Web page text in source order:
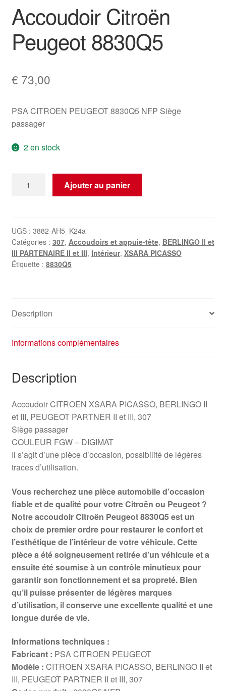
Accoudoir Citroën
Peugeot 8830Q5
€ 73,00
PSA CITROEN PEUGEOT 8830Q5 NFP Siège
passager
2 en stock
Peugeot
8830Q5
Ajouter au panier
UGS : 3882-AH5_K24a
Catégories : 307, Accoudoirs et appuie-tête, BERLINGO II et
III PARTENAIRE II et III, Intérieur, XSARA PICASSO
Étiquette : 8830Q5
Description
Informations complémentaires
Description
Accoudoir CITROEN XSARA PICASSO, BERLINGO II
et III, PEUGEOT PARTNER II et III, 307
Siège passager
COULEUR FGW – DIGIMAT
Il s’agit d’une pièce d’occasion, possibilité de légères
traces d’utilisation.
Vous recherchez une pièce automobile d’occasion
fiable et de qualité pour votre Citroën ou Peugeot ?
Notre accoudoir Citroën Peugeot 8830Q5 est un
choix de premier ordre pour restaurer le confort et
l’esthétique de l’intérieur de votre véhicule. Cette
pièce a été soigneusement retirée d’un véhicule et a
ensuite été soumise à un contrôle minutieux pour
garantir son fonctionnement et sa propreté. Bien
qu’il puisse présenter de légères marques
d’utilisation, il conserve une excellente qualité et une
longue durée de vie.
Informations techniques :
Fabricant : PSA CITROEN PEUGEOT
Modèle : CITROEN XSARA PICASSO, BERLINGO II et
III, PEUGEOT PARTNER II et III, 307